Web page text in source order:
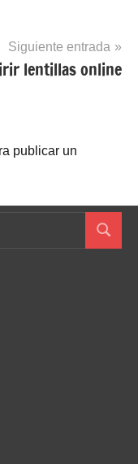
Siguiente entrada
lentillas online
publicar un
Buscar